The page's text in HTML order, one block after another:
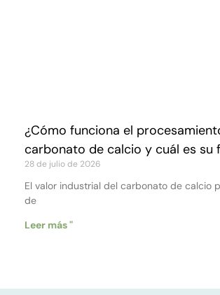
¿Cómo funciona el
carbonato de calcio y cuál es su
28 de julio de 2026
El valor industrial del carbonato de calcio
de
Leer más "